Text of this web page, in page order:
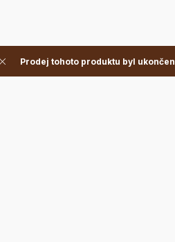
Prodej tohoto produktu byl ukončen